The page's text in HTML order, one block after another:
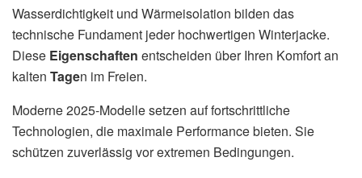
Wasserdichtigkeit und Wärmeisolation bilden das
technische Fundament jeder hochwertigen Winterjacke.
Diese Eigenschaften entscheiden über Ihren Komfort an
kalten Tagen im Freien.
Moderne 2025-Modelle setzen auf fortschrittliche
Technologien, die maximale Performance bieten. Sie
schützen zuverlässig vor extremen Bedingungen.